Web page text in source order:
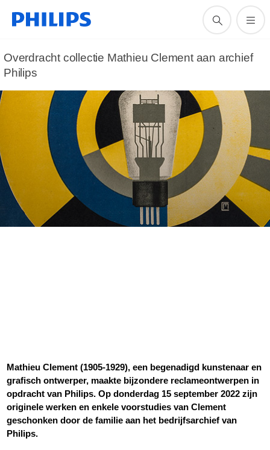
Overdracht collectie Mathieu Clement aan archief
Philips
Mathieu Clement (1905-1929), een begenadigd kunstenaar en
grafisch ontwerper, maakte bijzondere reclameontwerpen in
opdracht van Philips. Op donderdag 15 september 2022 zijn
originele werken en enkele voorstudies van Clement
geschonken door de familie aan het bedrijfsarchief van
Philips.